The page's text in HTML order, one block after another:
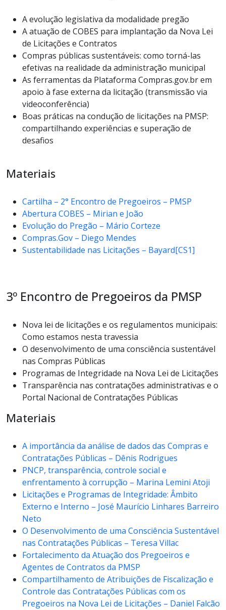
A evolução legislativa da modalidade pregão
A atuação de COBES para implantação da Nova Lei
de Licitações e Contratos
Compras públicas sustentáveis: como torná-las
efetivas na realidade da administração municipal
As ferramentas da Plataforma Compras.gov.br em
apoio à fase externa da licitação (transmissão via
videoconferência)
Boas práticas na condução de licitações na PMSP:
compartilhando experiências e superação de
desafios
Materiais
Cartilha – 2° Encontro de Pregoeiros – PMSP
Abertura COBES – Mirian e João
Evolução do Pregão – Mário Corteze
Compras.Gov – Diego Mendes
Sustentabilidade nas Licitações – Bayard[CS1]
3º Encontro de Pregoeiros da PMSP
Nova lei de licitações e os regulamentos municipais:
Como estamos nesta travessia
O desenvolvimento de uma consciência sustentável
nas Compras Públicas
Programas de Integridade na Nova Lei de Licitações
Transparência nas contratações administrativas e o
Portal Nacional de Contratações Públicas
Materiais
A importância da análise de dados das Compras e
Contratações Públicas – Dênis Rodrigues
PNCP, transparência, controle social e
enfrentamento à corrupção – Marina Lemini Atoji
Licitações e Programas de Integridade: Âmbito
Externo e Interno – José Maurício Linhares Barreiro
Neto
O Desenvolvimento de uma Consciência Sustentável
nas Contratações Públicas – Teresa Villac
Fortalecimento da Atuação dos Pregoeiros e
Agentes de Contratos da PMSP
Compartilhamento de Atribuições de Fiscalização e
Controle das Contratações Públicas com os
Pregoeiros na Nova Lei de Licitações – Daniel Falcão